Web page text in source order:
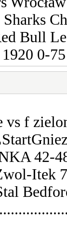
Bull
0-75
vs f
42-
Itek